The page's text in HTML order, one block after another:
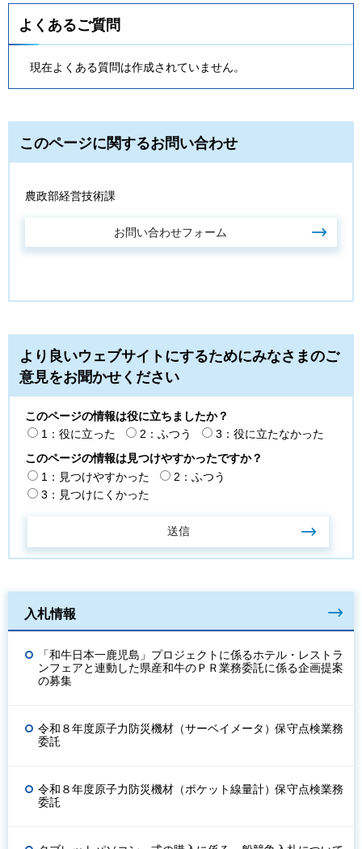
よくあるご質問
現在よくある質問は作成されていません。
このページに関するお問い合わせ
農政部経営技術課
より良いウェブサイトにするためにみなさまのご
意見をお聞かせください
このページの情報は役に立ちましたか？
1：役に立った
2：ふつう
3：役に立たなかった
このページの情報は見つけやすかったですか？
1：見つけやすかった
2：ふつう
3：見つけにくかった
入札情報
「和牛日本一鹿児島」プロジェクトに係るホテル・レストラ
ンフェアと連動した県産和牛のＰＲ業務委託に係る企画提案
の募集
令和８年度原子力防災機材（サーベイメータ）保守点検業務
委託
令和８年度原子力防災機材（ポケット線量計）保守点検業務
委託